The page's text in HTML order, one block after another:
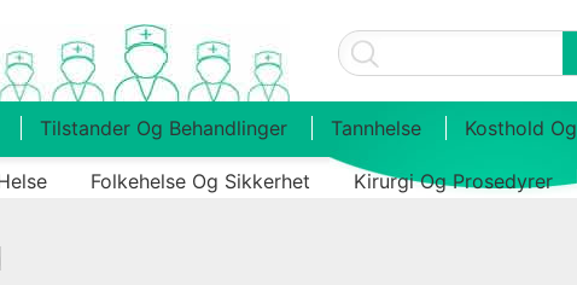
Tilstander Og Behandlinger Tannhelse Kosthold Og
Folkehelse Og Sikkerhet Kirurgi Og Prosedyrer